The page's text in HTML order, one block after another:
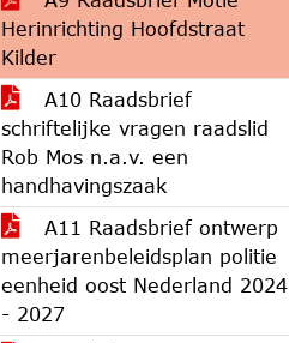
Herinrichting Hoofdstraat
Kilder
A10 Raadsbrief
schriftelijke vragen raadslid
Rob Mos n.a.v. een
handhavingszaak
A11 Raadsbrief ontwerp
meerjarenbeleidsplan politie
eenheid oost Nederland 2024
- 2027